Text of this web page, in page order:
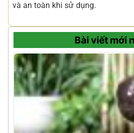
và an toàn khi sử dụng.
Bài viết mới